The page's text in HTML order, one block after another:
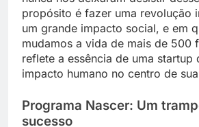
propósito é fazer uma revolução
um grande impacto social, e em
mudamos a vida de mais de 500
reflete a essência de uma startup
impacto humano no centro de
Programa Nascer: Um
sucesso